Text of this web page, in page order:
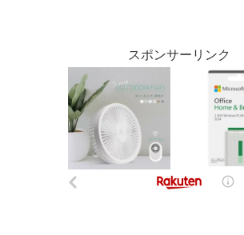
スポンサーリンク